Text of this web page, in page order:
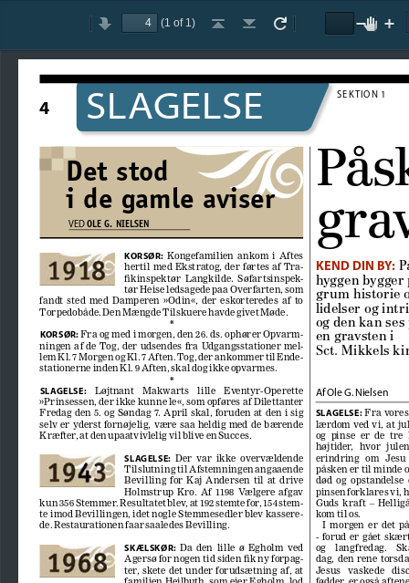
PreviousNext
(1 of 1)
Go
Go
Rotate
Hand
Zoom
SEKTION 1
SLAGELSE
4
KORSØR:
  Kongefamilien  ankom  i  Aftes
hertil med Ekstratog, der førtes af Tra
fikinspektør  Langkilde.  Søfartsinspek-
tør Heise ledsagede paa Overfarten, som
fandt  sted  med  Damperen  »Odin«,  der  eskorteredes  af  to
Torpedobåde. Den Mængde Tilskuere havde givet Møde.
*
KORSØR: Fra og med i morgen, den 26. ds. ophører Opvarm
ningen  af  de  Tog,  der  udsendes  fra  Udgangsstationer  mel-
lem Kl. 7 Morgen og Kl. 7 Aften. Tog, der ankommer til Ende
stationerne inden Kl. 9 Aften, skal dog ikke opvarmes.
*
SLAGELSE:
    Løjtnant    Makwarts    lille    Eventyr-Operette
»Prinsessen, der ikke kunne le«, som opføres af Dilettanter
Fredag  den  5.  og  Søndag  7.  April  skal,  foruden  at  den  i  sig
selv  er  yderst  fornøjelig,  være  saa  heldig  med  de  bærende
Kræfter, at den upaatvivlelig vil blive en Succes.
SLAGELSE:
  Der  var  ikke  overvældende
Tilslutning til Afstemningen angaaende
Bevilling  for  Kaj  Andersen  til  at  drive
Holmstrup  Kro.  Af  1198  Vælgere  afgav
kun 356 Stemmer. Resultatet blev, at 192 stemte for, 154 stem
te imod Bevillingen, idet nogle Stemmesedler blev kassere
de. Restaurationen faar saaledes Bevilling.
SKÆLSKØR:
  Da  den  lille  ø  Egholm  ved
Agersø for nogen tid siden fik ny forpag-
ter,  skete  det  under  forudsætning  af,  at
familien Heilbuth, som ejer Egholm, lod
KEND DIN BY:
hyggen bygger
grum historie
lidelser og
og den kan
en gravsten i
Sct. Mikkels
Af Ole G. Nielsen
SLAGELSE: Fra
lærdom ved vi, at
og  pinse  er  de
højtider,   hvor
erindring   om
påsken er til minde
død  og  opstandelse
pinsen forklares vi,
Guds  kraft  –
kom til os.
I  morgen  er  det
-  forud  er  gået
og    langfredag.
dag,  den  rene
Jesus   vaskede
fødder, er også
VED OLE G. NIELSEN
Det stod
i de gamle aviser